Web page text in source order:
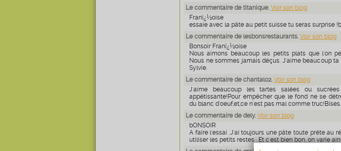
Le commentaire de titanique. Voir son blog
Franï¿½oise
essaie avec la pâte au petit suisse tu seras surprise
Le commentaire de lesbonsrestaurants. Voir son blog
Bonsoir Franï¿½oise
Nous aimons beaucoup les petits plats que l'on
Nous ne sommes jamais déçus. J'aime beaucoup ta
Sylvie.
Le commentaire de chantal02. Voir son blog
J'aime beaucoup les tartes salées ou
appétissante!Pour empêcher que le fond ne se
du blanc d'oeuf,et,ce n'est pas mal comme truc!Bises.
Le commentaire de dely. Voir son blog
bONSOIR
A faire l'essai .J'ai toujours une pâte toute prête au
utiliser les petits restes . Et c'est bien bon, on varie